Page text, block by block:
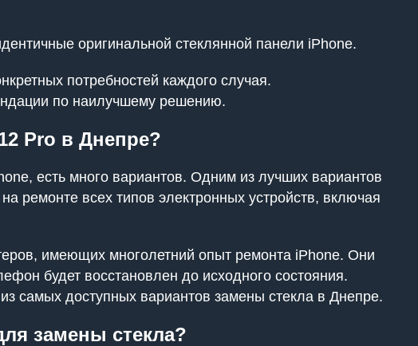
оригинальной стеклянной панели iPhone.
потребностей каждого случая.
по наилучшему решению.
Pro в Днепре?
есть много вариантов. Одним из лучших вариантов
ремонте всех типов электронных устройств, включая
имеющих многолетний опыт ремонта iPhone. Они
будет восстановлен до исходного состояния.
самых доступных вариантов замены стекла в Днепре.
замены стекла?